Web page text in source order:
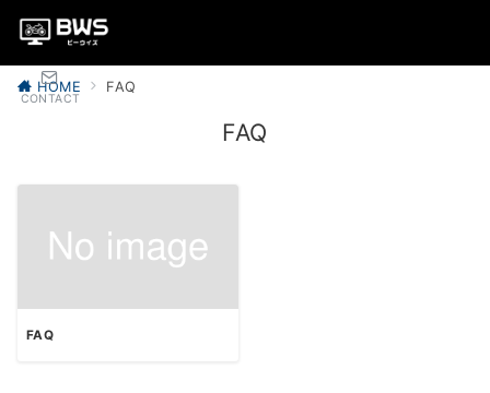
CONTACT
HOME FAQ
FAQ
FAQ